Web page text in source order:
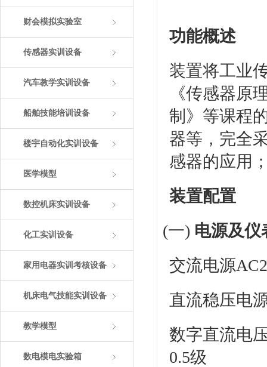
财会模拟实验室
传感器实训设备
汽车教学实训设备
船舶技能培训设备
楼宇自动化实训设备
医学模型
数控机床实训设备
化工实训设备
家用电器实训考核设备
机床电气技能实训设备
教学模型
数电模电实验箱
功能概述
装置将工业
《传感器原
制》等课程
器等，完全
感器的应用
装置配置
(一) 电源及仪
交流电源
直流稳压电
数字直流电
0.5级